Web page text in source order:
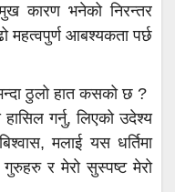
कारण भनेको निरन्तर
महत्वपुर्ण आबश्यकता पर्छ
ठुलो हात कसको छ ?
गर्नु, लिएको उदेश्य
मलाई यस धर्तिमा
र मेरो सुस्पष्ट मेरो